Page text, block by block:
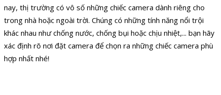
nay, thị trường có vô số những chiếc camera dành riêng cho
trong nhà hoặc ngoài trời. Chúng có những tính năng nổi trội
khác nhau như chống nước, chống bụi hoặc chịu nhiệt,... bạn hãy
xác định rõ nơi đặt camera để chọn ra những chiếc camera phù
hợp nhất nhé!